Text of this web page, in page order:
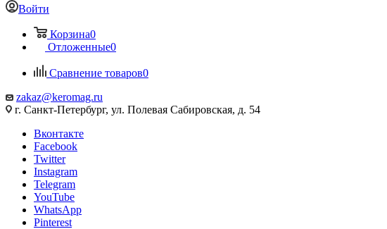
Войти
Корзина0
Отложенные0
Сравнение товаров0
zakaz@keromag.ru
г. Санкт-Петербург, ул. Полевая Сабировская, д. 54
Вконтакте
Facebook
Twitter
Instagram
Telegram
YouTube
WhatsApp
Pinterest